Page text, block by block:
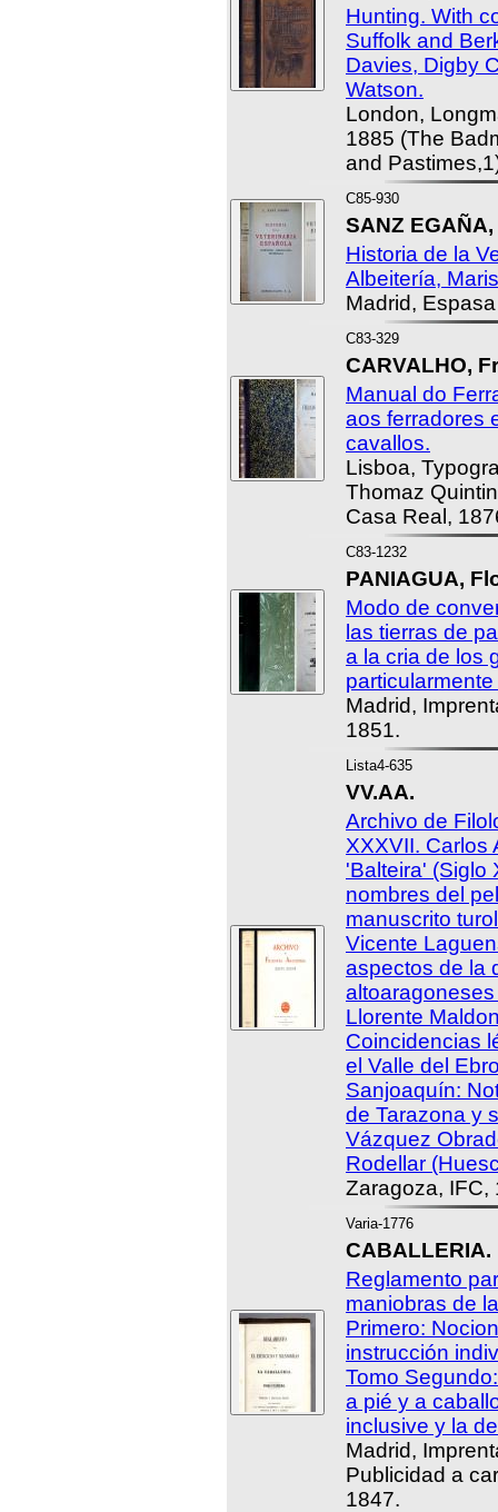
Hunting. With
Suffolk and
Davies, Digby
Watson.
London,
1885 (The
and
C85-930
SANZ
Historia de la
Albeitería,
Madrid,
C83-329
CARVALHO,
Manual do
aos ferradores
cavallos.
Lisboa,
Thomaz
Casa Real,
C83-1232
PANIAGUA,
Modo de
las tierras de
a la cria de los
Madrid,
1851.
Lista4-635
VV.AA.
Archivo de
XXXVII. Carlos
'Balteira' (Siglo
nombres del
manuscrito
Vicente
aspectos de la
Llorente
Coincidencias
el Valle del
Sanjoaquín:
de Tarazona y
Vázquez
Rodellar
Zaragoza, IFC,
Varia-1776
CABALLERIA.
Reglamento
maniobras de
Primero:
instrucción
Tomo
a pié y a
inclusive y la
Madrid,
Publicidad a
1847.